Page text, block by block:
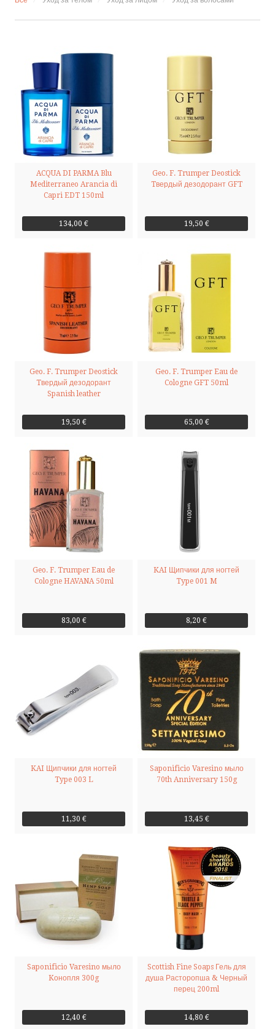
ПОЗВОНИТЕ НАМ
НАПИШИТЕ НАМ
SMS
by ShopRoller
ACQUA DI PARMA Blu
Mediterraneo Arancia di
Capri EDT 150ml
134,00 €
Geo. F. Trumper Deostick
Tвердый дезодорант GFT
19,50 €
Geo. F. Trumper Deostick
Tвердый дезодорант
Spanish leather
19,50 €
Geo. F. Trumper Eau de
Cologne GFT 50ml
65,00 €
Geo. F. Trumper Eau de
Cologne HAVANA 50ml
83,00 €
KAI Щипчики для ногтей
Type 001 M
8,20 €
KAI Щипчики для ногтей
Type 003 L
11,30 €
Saponificio Varesino мыло
70th Anniversary 150g
13,45 €
Saponificio Varesino мыло
Kонопля 300g
12,40 €
Scottish Fine Soaps Гель для
душа Расторопша & Черный
перец 200ml
14,80 €